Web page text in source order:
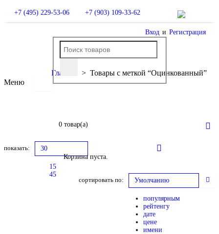
+7 (495) 229-53-06 +7 (903) 109-33-62
Вход и Регистрация
Меню
0 товар(а)
Корзина пуста.
Главная > Товары с меткой “Оцинкованный”
сортировать по: Умолчанию
популярным
рейтенгу
дате
цене
имени
показать: 30
15
45